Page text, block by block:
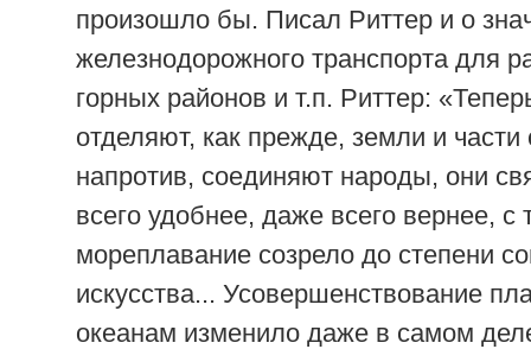
произошло бы. Писал Риттер и о
железнодорожного транспорта для
горных районов и т.п. Риттер:
отделяют, как прежде, земли и части
напротив, соединяют народы, они
всего удобнее, даже всего вернее, с
мореплавание созрело до степени
искусства... Усовершенствование
океанам изменило даже в самом